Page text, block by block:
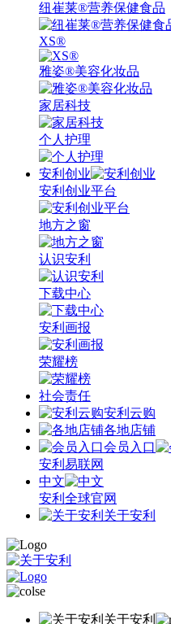
纽崔莱®营养保健食品
XS®
雅姿®美容化妆品
家居科技
个人护理
安利创业
安利创业平台
地方之窗
认识安利
下载中心
安利画报
荣耀榜
社会责任
安利云购
各地店铺
会员入口
安利易联网
中文
安利全球官网
关于安利
关于安利